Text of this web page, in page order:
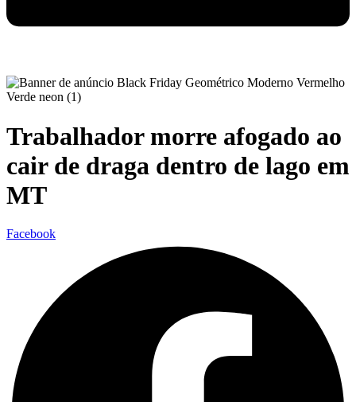
Trabalhador morre afogado ao
cair de draga dentro de lago em
MT
Facebook